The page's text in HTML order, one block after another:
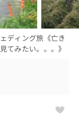
ディング旅《亡き
てみたい。。。》